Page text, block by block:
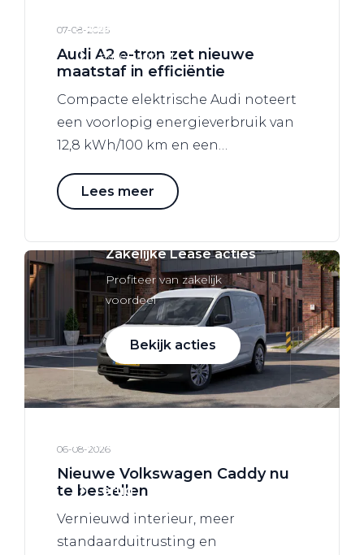
Zakelijke oplossingen
Lease aanbod
Berijdersinfo
Lease acties
Zakelijke Lease acties
Profiteer van zakelijk
voordeel
Bekijk acties
Zakelijk
Terug
07-08-2026
Audi A2 e-tron zet nieuwe
maatstaf in efficiëntie
Compacte elektrische Audi noteert
een voorlopig energieverbruik van
12,8 kWh/100 km en een
0,24.*Lees meer
06-08-2026
Nieuwe Volkswagen Caddy nu
te bestellen
Vernieuwd interieur, meer
standaarduitrusting en